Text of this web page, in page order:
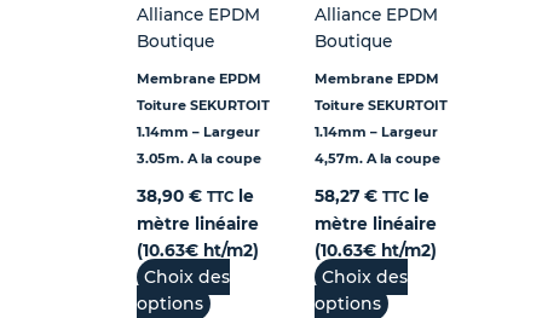
Alliance EPDM
Boutique
Membrane EPDM
Toiture SEKURTOIT
1.14mm – Largeur
3.05m. A la coupe
38,90 € TTCle
mètre linéaire
(10.63€ ht/m2)
Choix des
options
Alliance EPDM
Boutique
Membrane EPDM
Toiture SEKURTOIT
1.14mm – Largeur
4,57m. A la coupe
58,27 € TTCle
mètre linéaire
(10.63€ ht/m2)
Choix des
options